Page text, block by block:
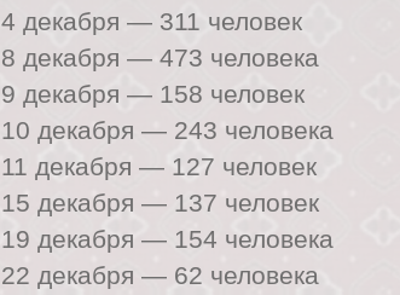
4 декабря — 311 человек
8 декабря — 473 человека
9 декабря — 158 человек
10 декабря — 243 человека
11 декабря — 127 человек
15 декабря — 137 человек
19 декабря — 154 человека
22 декабря — 62 человека